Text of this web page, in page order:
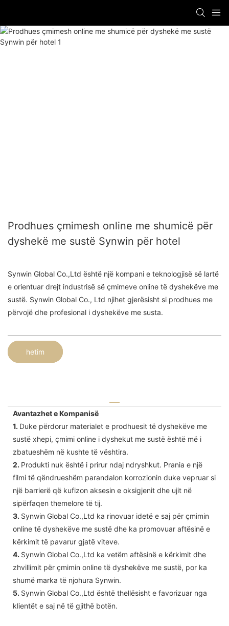
Prodhues çmimesh online me shumicë për
dyshekë me sustë Synwin për hotel
Synwin Global Co.,Ltd është një kompani e teknologjisë së lartë
e orientuar drejt industrisë së çmimeve online të dyshekëve me
sustë. Synwin Global Co., Ltd njihet gjerësisht si prodhues me
përvojë dhe profesional i dyshekëve me susta.
hetim
Avantazhet e Kompanisë
1. Duke përdorur materialet e prodhuesit të dyshekëve me
sustë xhepi, çmimi online i dyshekut me sustë është më i
zbatueshëm në kushte të vështira.
2. Produkti nuk është i prirur ndaj ndryshkut. Prania e një
filmi të qëndrueshëm parandalon korrozionin duke vepruar si
një barrierë që kufizon aksesin e oksigjenit dhe ujit në
sipërfaqen themelore të tij.
3. Synwin Global Co.,Ltd ka rinovuar idetë e saj për çmimin
online të dyshekëve me sustë dhe ka promovuar aftësinë e
kërkimit të pavarur gjatë viteve.
4. Synwin Global Co.,Ltd ka vetëm aftësinë e kërkimit dhe
zhvillimit për çmimin online të dyshekëve me sustë, por ka
shumë marka të njohura Synwin.
5. Synwin Global Co.,Ltd është thellësisht e favorizuar nga
klientët e saj në të gjithë botën.